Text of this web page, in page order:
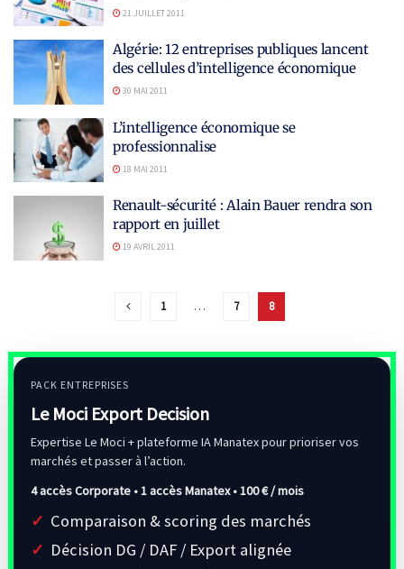
21 JUILLET 2011
Algérie: 12 entreprises publiques lancent
des cellules d’intelligence économique
30 MAI 2011
L’intelligence économique se
professionnalise
18 MAI 2011
Renault-sécurité : Alain Bauer rendra son
rapport en juillet
19 AVRIL 2011
1 … 7 8
PACK ENTREPRISES
Le Moci Export Decision
Expertise Le Moci + plateforme IA Manatex pour prioriser vos
marchés et passer à l’action.
4 accès Corporate • 1 accès Manatex •100 € / mois
Comparaison & scoring des marchés
Décision DG / DAF / Export alignée